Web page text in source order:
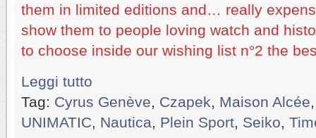
them in limited editions and… really
show them to people loving watch and
to choose inside our wishing list n°2 the
Leggi tutto
Tag: Cyrus Genève Czapek Maison Alcée
UNIMATIC
Nautica Plein Sport Seiko